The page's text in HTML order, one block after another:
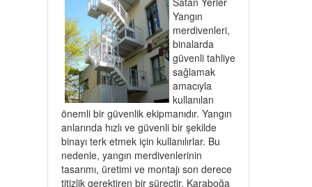
Yangın
merdivenleri,
binalarda
güvenli tahliye
sağlamak
amacıyla
kullanılan
önemli bir güvenlik ekipmanıdır. Yangın
anlarında hızlı ve güvenli bir şekilde
binayı terk etmek için kullanılırlar. Bu
nedenle, yangın merdivenlerinin
tasarımı, üretimi ve montajı son derece
titizlik gerektiren bir süreçtir. Karaboğa